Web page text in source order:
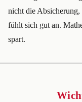
nicht die Absicherung,
fühlt sich gut an.
spart.